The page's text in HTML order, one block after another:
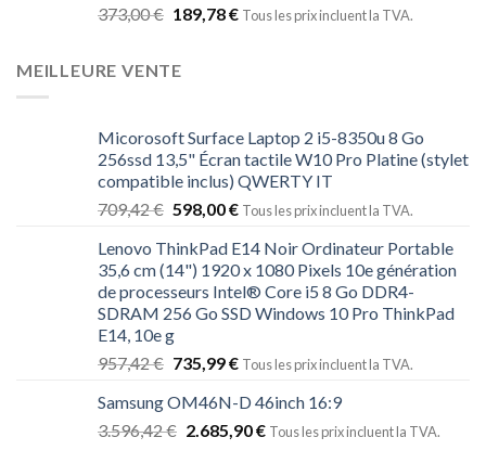
373,00€ 189,78€ Tous les prix incluent la TVA.
MEILLEURE VENTE
Micorosoft Surface Laptop 2 i5-8350u 8 Go
256ssd 13,5" Écran tactile W10 Pro Platine (stylet
compatible inclus) QWERTY IT
709,42€ 598,00€ Tous les prix incluent la TVA.
Lenovo ThinkPad E14 Noir Ordinateur Portable
35,6 cm (14") 1920 x 1080 Pixels 10e génération
de processeurs Intel® Core i5 8 Go DDR4-
SDRAM 256 Go SSD Windows 10 Pro ThinkPad
E14, 10e g
957,42€ 735,99€ Tous les prix incluent la TVA.
Samsung OM46N-D 46inch 16:9
3.596,42€ 2.685,90€ Tous les prix incluent la TVA.